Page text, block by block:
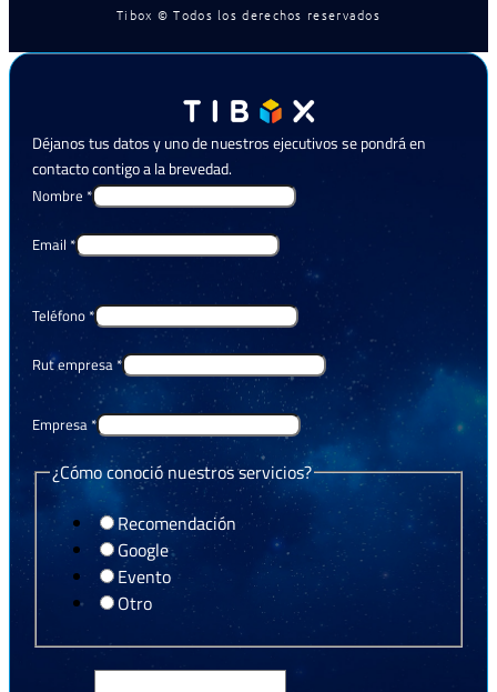
Tibox © Todos los derechos reservados
Déjanos tus datos y uno de nuestros ejecutivos se pondrá en
contacto contigo a la brevedad.
Nombre *
Email *
Teléfono *
Rut empresa *
Empresa *
¿Cómo conoció nuestros servicios?
Recomendación
Google
Evento
Otro